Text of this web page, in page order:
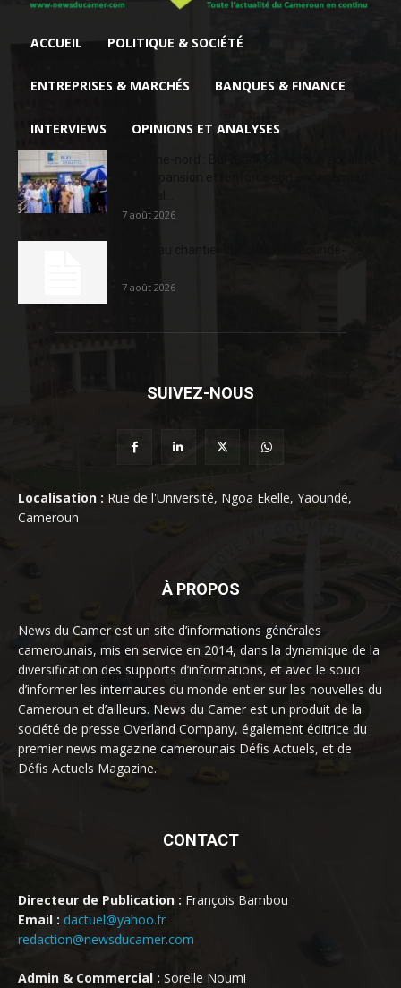
ACCUEIL POLITIQUE & SOCIÉTÉ
ENTREPRISES & MARCHÉS BANQUES & FINANCE
INTERVIEWS OPINIONS ET ANALYSES
7 août 2026
7 août 2026
SUIVEZ-NOUS
Localisation : Rue de l'Université, Ngoa Ekelle, Yaoundé,
Cameroun
À PROPOS
News du Camer est un site d’informations générales
camerounais, mis en service en 2014, dans la dynamique de la
diversification des supports d’informations, et avec le souci
d’informer les internautes du monde entier sur les nouvelles du
Cameroun et d’ailleurs. News du Camer est un produit de la
société de presse Overland Company, également éditrice du
premier news magazine camerounais Défis Actuels, et de
Défis Actuels Magazine.
CONTACT
Directeur de Publication : François Bambou
Email : dactuel@yahoo.fr
redaction@newsducamer.com
Admin & Commercial : Sorelle Noumi